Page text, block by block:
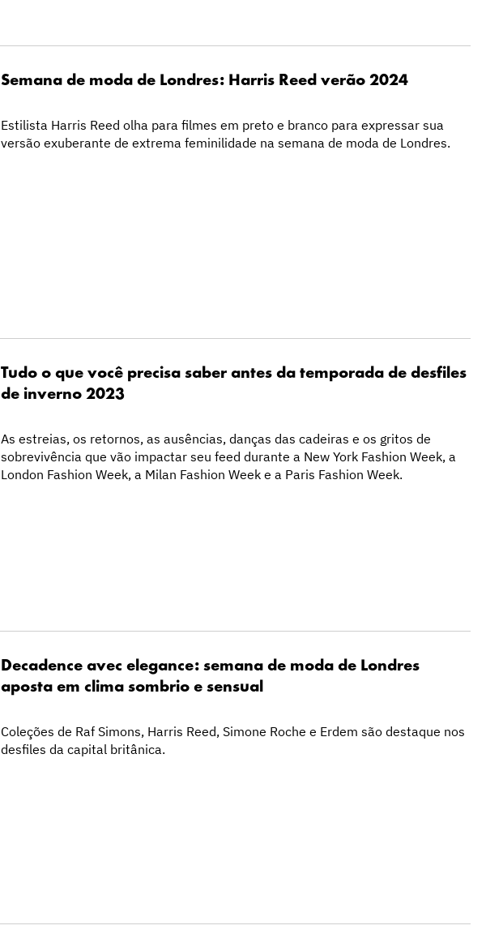
Semana de moda de Londres: Harris Reed verão 2024
Estilista Harris Reed olha para filmes em preto e branco para expressar sua
versão exuberante de extrema feminilidade na semana de moda de Londres.
Tudo o que você precisa saber antes da temporada de desfiles
de inverno 2023
As estreias, os retornos, as ausências, danças das cadeiras e os gritos de
sobrevivência que vão impactar seu feed durante a New York Fashion Week, a
London Fashion Week, a Milan Fashion Week e a Paris Fashion Week.
Decadence avec elegance: semana de moda de Londres
aposta em clima sombrio e sensual
Coleções de Raf Simons, Harris Reed, Simone Roche e Erdem são destaque nos
desfiles da capital britânica.